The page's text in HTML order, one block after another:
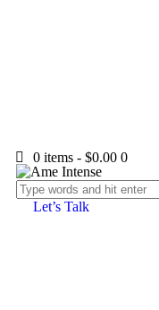
0 items - $0.00 0
Let’s Talk